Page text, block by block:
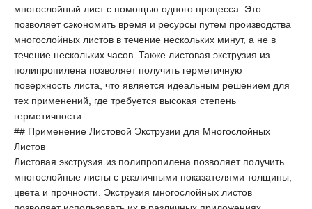
многослойный лист с помощью одного процесса. Это
позволяет сэкономить время и ресурсы путем производства
многослойных листов в течение нескольких минут, а не в
течение нескольких часов. Также листовая экструзия из
полипропилена позволяет получить герметичную
поверхность листа, что является идеальным решением для
тех применений, где требуется высокая степень
герметичности.
## Применение Листовой Экструзии для Многослойных
Листов
Листовая экструзия из полипропилена позволяет получить
многослойные листы с различными показателями толщины,
цвета и прочности. Экструзия многослойных листов